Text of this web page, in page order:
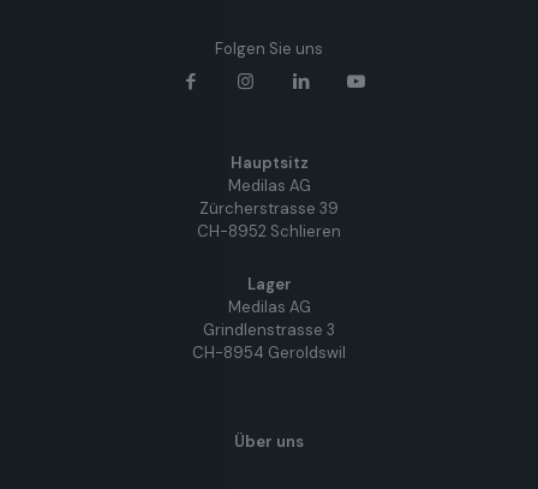
Folgen Sie uns
Hauptsitz
Medilas AG
Zürcherstrasse 39
CH-8952 Schlieren
Lager
Medilas AG
Grindlenstrasse 3
CH-8954 Geroldswil
Über uns